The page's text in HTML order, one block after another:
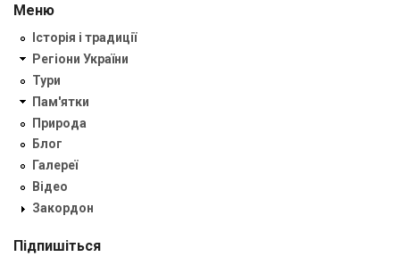
Меню
Історія і традиції
Регіони України
Тури
Пам'ятки
Природа
Блог
Галереї
Відео
Закордон
Підпишіться